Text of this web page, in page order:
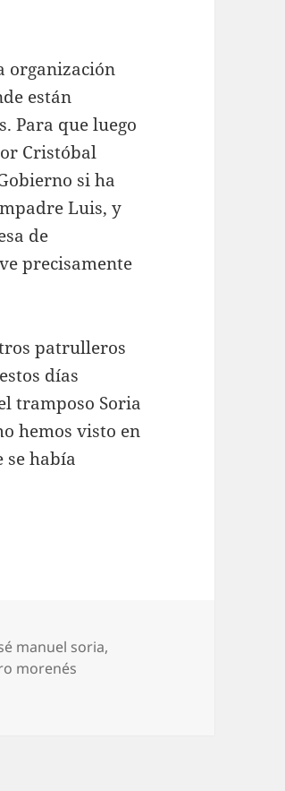
organización
están
Para que luego
Cristóbal
si ha
Luis, y
de
precisamente
patrulleros
días
tramposo Soria
hemos visto en
se había
manuel soria,
morenés